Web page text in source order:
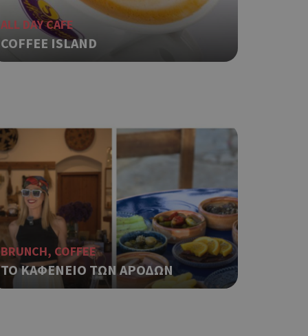
ALL DAY CAFE
COFFEE ISLAND
BRUNCH, COFFEE
ΤΟ ΚΑΦΕΝΕΙΟ ΤΩΝ ΑΡΟΔΩΝ
Google
δηλαδή να
δηλαδή να
στον χρήστη
είναι το
push down
την
που
για ένα
μεταβλητών
είναι